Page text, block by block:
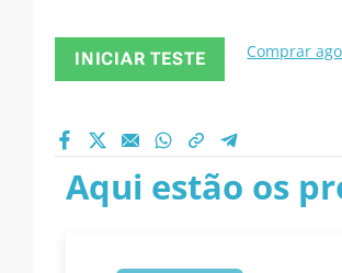
INICIAR TESTE Comprar
Aqui estão os